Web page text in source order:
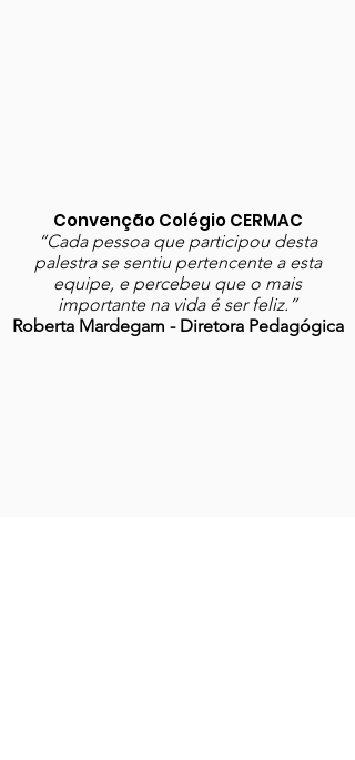
Convenção Colégio CERMAC
“Cada pessoa que participou desta
palestra se sentiu pertencente a esta
equipe, e percebeu que o mais
importante na vida é ser feliz.”
Roberta Mardegam - Diretora Pedagógica